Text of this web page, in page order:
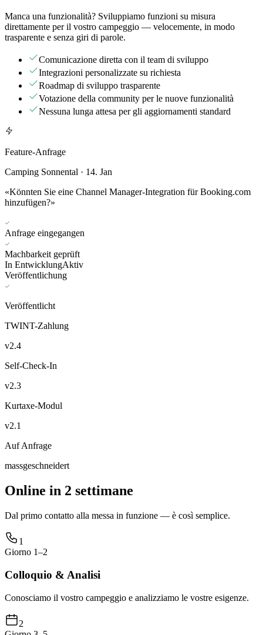
Manca una funzionalità? Sviluppiamo funzioni su misura
direttamente per il vostro campeggio — velocemente, in modo
trasparente e senza giri di parole.
Comunicazione diretta con il team di sviluppo
Integrazioni personalizzate su richiesta
Roadmap di sviluppo trasparente
Votazione della community per le nuove funzionalità
Nessuna lunga attesa per gli aggiornamenti standard
Feature-Anfrage
Camping Sonnental · 14. Jan
«Könnten Sie eine Channel Manager-Integration für Booking.com
hinzufügen?»
Anfrage eingegangen
Machbarkeit geprüft
In EntwicklungAktiv
Veröffentlichung
Veröffentlicht
TWINT-Zahlung
v2.4
Self-Check-In
v2.3
Kurtaxe-Modul
v2.1
Auf Anfrage
massgeschneidert
Online in 2 settimane
Dal primo contatto alla messa in funzione — è così semplice.
1
Giorno 1–2
Colloquio & Analisi
Conosciamo il vostro campeggio e analizziamo le vostre esigenze.
2